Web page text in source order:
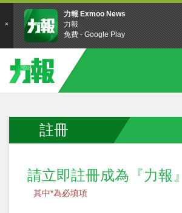
註冊
請立即註冊成為『力報
其中*為必填項